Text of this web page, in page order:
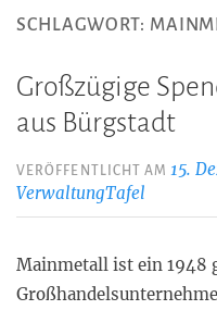
SCHLAGWORT:
Großzügige
aus Bürgstadt
VERÖFFENTLICHT AM15.
VerwaltungTafel
Mainmetall ist ein 1948